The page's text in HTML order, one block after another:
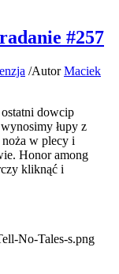
#257
/AutorMaciek
dowcip
łupy z
w plecy i
Honor among
kliknąć i
No-Tales-s.png